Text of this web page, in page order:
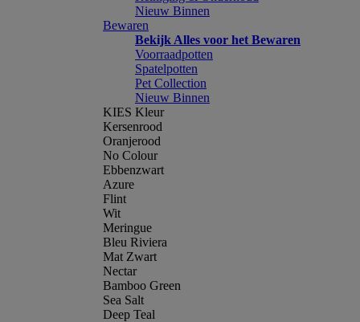
Nieuw Binnen
Bewaren
Bekijk Alles voor het Bewaren
Voorraadpotten
Spatelpotten
Pet Collection
Nieuw Binnen
KIES Kleur
Kersenrood
Oranjerood
No Colour
Ebbenzwart
Azure
Flint
Wit
Meringue
Bleu Riviera
Mat Zwart
Nectar
Bamboo Green
Sea Salt
Deep Teal